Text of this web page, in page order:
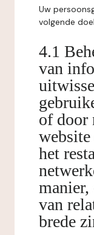
Uw
volgende
4.1
van
of door
website
het
manier,
van
brede